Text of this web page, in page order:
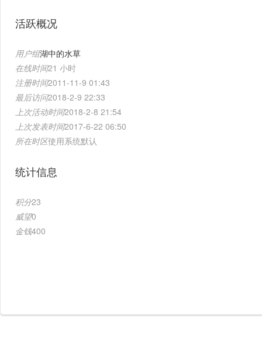
活跃概况
用户组湖中的水草
在线时间21 小时
注册时间2011-11-9 01:43
最后访问2018-2-9 22:33
上次活动时间2018-2-8 21:54
上次发表时间2017-6-22 06:50
所在时区使用系统默认
统计信息
积分23
威望0
金钱400